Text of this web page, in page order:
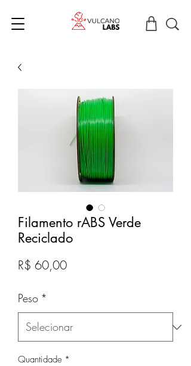
Filamento rABS Verde
Reciclado
R$ 60,00Preço
Peso *
Quantidade *